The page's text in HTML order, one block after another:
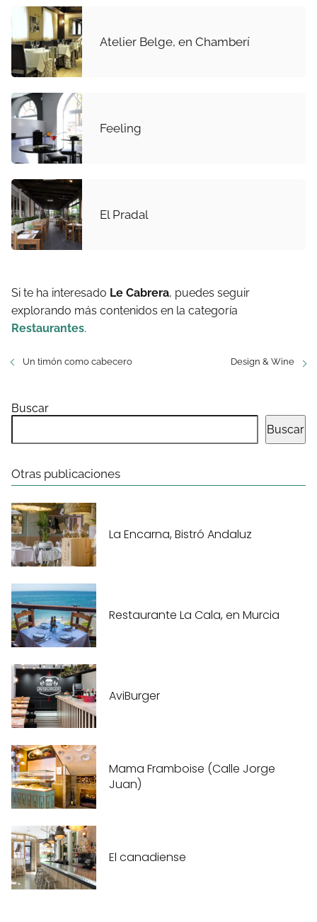
Atelier Belge, en Chamberí
Feeling
El Pradal
Si te ha interesado Le Cabrera, puedes seguir
explorando más contenidos en la categoría
Restaurantes.
Un timón como cabecero Design & Wine
Buscar
Buscar
Otras publicaciones
La Encarna, Bistró Andaluz
Restaurante La Cala, en Murcia
AviBurger
Mama Framboise (Calle Jorge
Juan)
El canadiense